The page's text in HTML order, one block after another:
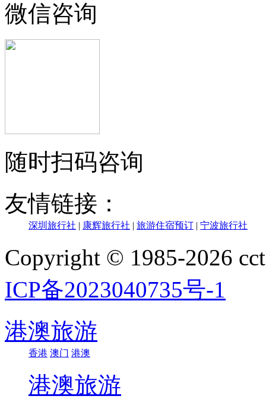
微信咨询
随时扫码咨询
友情链接：
深圳旅行社 | 康辉旅行社 | 旅游住宿预订 | 宁波旅行社
Copyright © 1985-2026
ICP备2023040735号-1
港澳旅游
香港 澳门 港澳
港澳旅游